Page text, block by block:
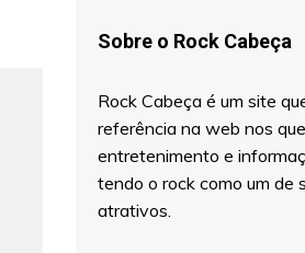
Sobre o Rock Cabeça
Rock Cabeça é um site
referência na web nos
entretenimento e
tendo o rock como um de
atrativos.